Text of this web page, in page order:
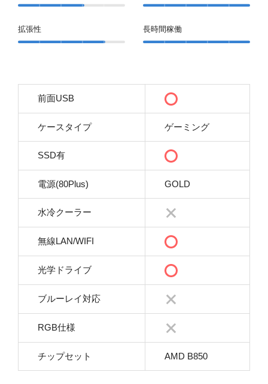
拡張性 長時間稼働
前面USB
ケースタイプ ゲーミング
SSD有
電源(80Plus) GOLD
水冷クーラー
無線LAN/WIFI
光学ドライブ
ブルーレイ対応
RGB仕様
チップセット AMD B850